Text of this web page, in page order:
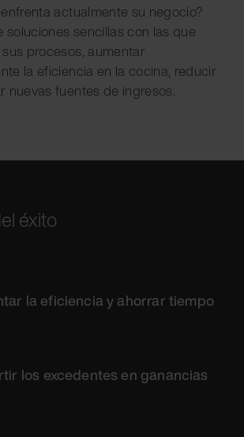
actualmente su negocio?
soluciones sencillas con las que
procesos, aumentar
la eficiencia en la cocina, reducir
nuevas fuentes de ingresos.
éxito
la eficiencia y ahorrar tiempo
los excedentes en ganancias